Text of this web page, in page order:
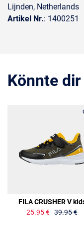
Lijnden, Netherlands
Artikel Nr.: 1400251
Könnte
FILA CRUSHER V
25.95 € 39.95 €